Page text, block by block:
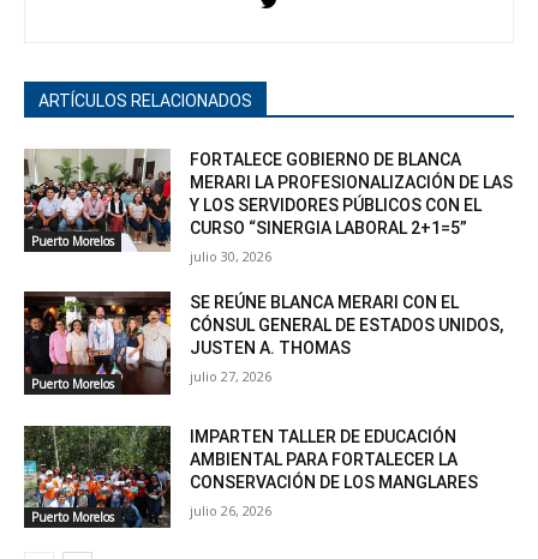
ARTÍCULOS RELACIONADOS
Puerto Morelos
FORTALECE GOBIERNO DE BLANCA
MERARI LA PROFESIONALIZACIÓN DE LAS
Y LOS SERVIDORES PÚBLICOS CON EL
CURSO “SINERGIA LABORAL 2+1=5”
julio 30, 2026
Puerto Morelos
SE REÚNE BLANCA MERARI CON EL
CÓNSUL GENERAL DE ESTADOS UNIDOS,
JUSTEN A. THOMAS
julio 27, 2026
Puerto Morelos
IMPARTEN TALLER DE EDUCACIÓN
AMBIENTAL PARA FORTALECER LA
CONSERVACIÓN DE LOS MANGLARES
julio 26, 2026